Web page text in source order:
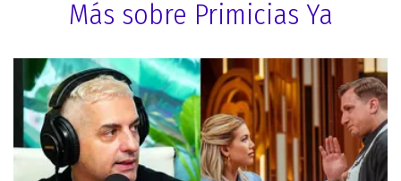
Más sobre Primicias Ya